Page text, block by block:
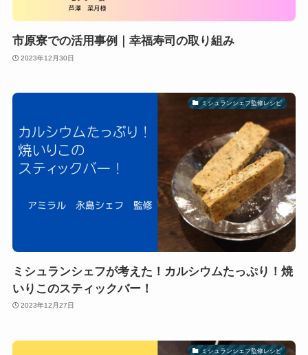
市原寮での活用事例｜幸福寿司の取り組み
2023年12月30日
ミシュランシェフ監修レシピ
ミシュランシェフが考えた！カルシウムたっぷり！焼
いりこのスティックバー！
2023年12月27日
ミシュランシェフ監修レシピ